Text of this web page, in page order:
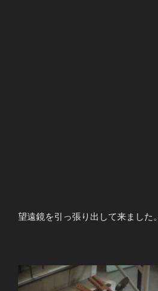
望遠鏡を引っ張り出して来ました。